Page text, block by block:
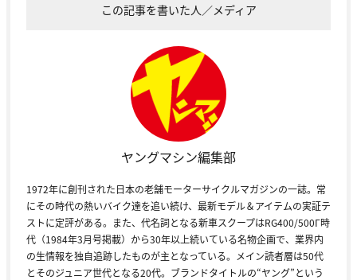
この記事を書いた人／メディア
ヤングマシン編集部
1972年に創刊された日本の老舗モーターサイクルマガジンの一誌。常
にその時代の熱いバイク達を追い続け、最新モデル＆アイテムの実証テ
ストに定評がある。また、代名詞となる新車スクープはRG400/500Γ時
代（1984年3月号掲載）から30年以上続いている名物企画で、業界内
の生情報を独自追跡したものが主となっている。メイン読者層は50代
とそのジュニア世代となる20代。ブランドタイトルの“ヤング”という